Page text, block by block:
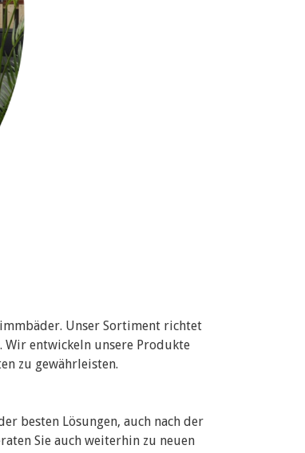
Unser Sortiment richtet
Wir entwickeln unsere Produkte
zu gewährleisten.
besten Lösungen, auch nach der
Sie auch weiterhin zu neuen